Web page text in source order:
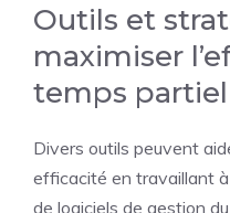
Outils et
maximiser
temps partiel
Divers outils peuvent
efficacité en travaillant à
de logiciels de gestion